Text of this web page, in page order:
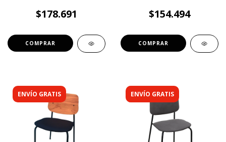
las Patas | Silla Eventos
Galerías Exteriores
$178.691
las Patas | Silla Eventos
Galerías Exteriores
$154.494
COMPRAR
ENVÍO GRATIS ENVÍO GRATIS